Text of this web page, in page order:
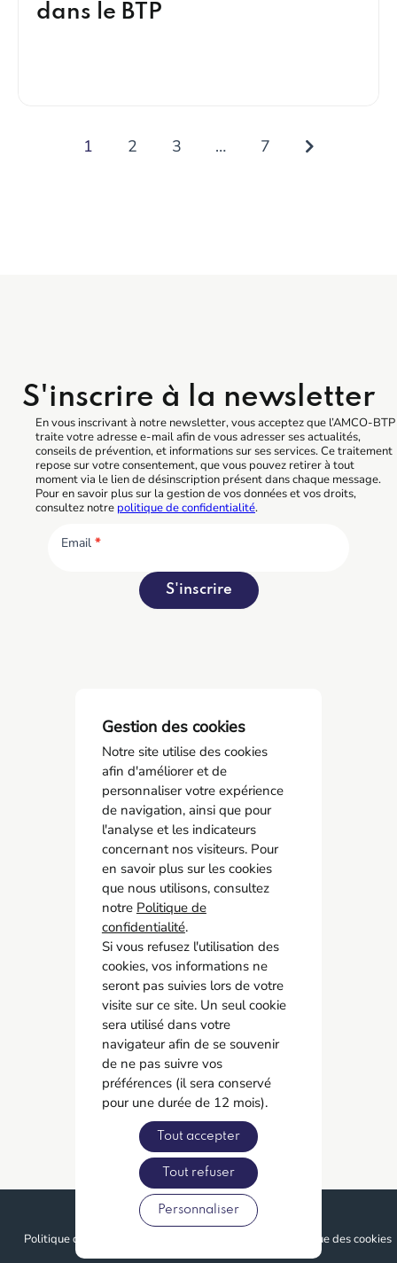
dans le BTP
1 2 3 … 7
S'inscrire à la newsletter
En vous inscrivant à notre newsletter, vous acceptez que l’AMCO-BTP
traite votre adresse e-mail afin de vous adresser ses actualités,
conseils de prévention, et informations sur ses services. Ce traitement
repose sur votre consentement, que vous pouvez retirer à tout
moment via le lien de désinscription présent dans chaque message.
Pour en savoir plus sur la gestion de vos données et vos droits,
consultez notre politique de confidentialité.
Email *
S'inscrire
AMCO BTP
05 55 11 21 00
6 Allée Duke Ellington
87067 Limoges
Accès rapide
Contact
Recrutement
Adhérer
Réseaux sociaux
© Proximit Digital
Politique de confidentialité
Politique des cookies
Gestion des cookies
Notre site utilise des cookies
afin d'améliorer et de
personnaliser votre expérience
de navigation, ainsi que pour
l'analyse et les indicateurs
concernant nos visiteurs. Pour
en savoir plus sur les cookies
que nous utilisons, consultez
notre Politique de
confidentialité.
Si vous refusez l'utilisation des
cookies, vos informations ne
seront pas suivies lors de votre
visite sur ce site. Un seul cookie
sera utilisé dans votre
navigateur afin de se souvenir
de ne pas suivre vos
préférences (il sera conservé
pour une durée de 12 mois).
Tout accepter
Tout refuser
Personnaliser